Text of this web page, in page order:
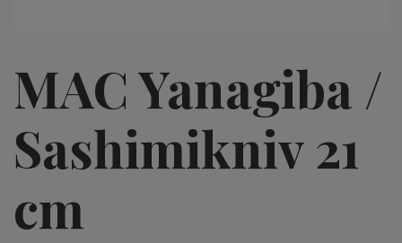
MAC Yanagiba /
Sashimikniv 21
cm